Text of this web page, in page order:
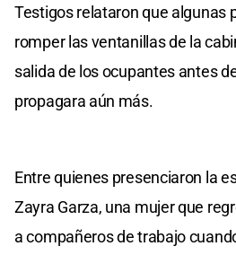
Testigos relataron que algunas
romper las ventanillas de la
salida de los ocupantes antes
propagara aún más.
Entre quienes presenciaron la
Zayra Garza, una mujer que
a compañeros de trabajo